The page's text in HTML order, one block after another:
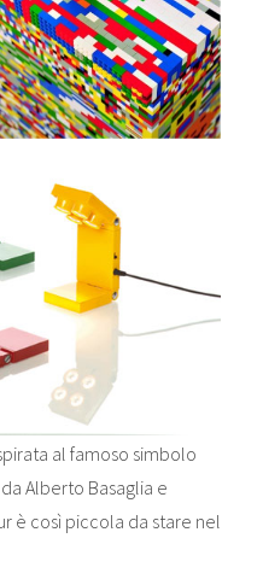
al famoso simbolo
Alberto Basaglia e
è così piccola da stare nel